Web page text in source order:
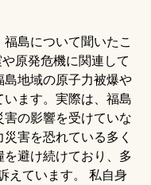
島について聞いたこ
原発危機に関連して
地域の原子力被爆や
ます。実際は、福島
の影響を受けていな
害を恐れている多く
避け続けており、多
えています。 私自身